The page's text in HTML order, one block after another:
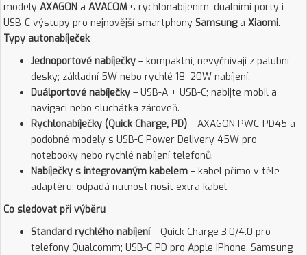
modely AXAGON a AVACOM s rychlonabíjením, duálními porty i
USB-C výstupy pro nejnovější smartphony Samsunga Xiaomi.
Typy autonabíječek
Jednoportové nabíječky – kompaktní, nevyčnívají z palubní
desky; základní 5W nebo rychlé 18–20W nabíjení.
Duálportové nabíječky – USB-A + USB-C; nabijte mobil a
navigaci nebo sluchátka zároveň.
Rychlonabíječky (Quick Charge, PD) – AXAGON PWC-PD45 a
podobné modely s USB-C Power Delivery 45W pro
notebooky nebo rychlé nabíjení telefonů.
Nabíječky s integrovaným kabelem – kabel přímo v těle
adaptéru; odpadá nutnost nosit extra kabel.
Co sledovat při výběru
Standard rychlého nabíjení– Quick Charge 3.0/4.0 pro
telefony Qualcomm; USB-C PD pro Apple iPhone, Samsung